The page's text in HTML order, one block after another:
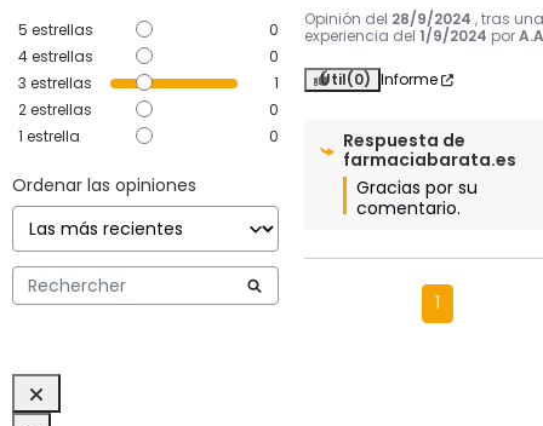
5 estrellas
0
4estrellas
0
3 estrellas
1
2estrellas
0
1 estrella 0
Ordenar las opiniones
Opinión del 28/9/2024 , tras una
experiencia del 1/9/2024 por
Útil(0) Informe
Respuesta de
farmaciabarata.es
Gracias por su
comentario.
1